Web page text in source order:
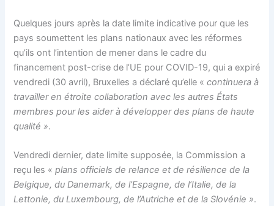
Quelques jours après la date limite indicative pour que les
pays soumettent les plans nationaux avec les réformes
qu’ils ont l’intention de mener dans le cadre du
financement post-crise de l’UE pour COVID-19, qui a expiré
vendredi (30 avril), Bruxelles a déclaré qu’elle «continuera à
travailler en étroite collaboration avec les autres États
membres pour les aider à développer des plans de haute
qualité ».
Vendredi dernier, date limite supposée, la Commission a
reçu les «plans officiels de relance et de résilience de la
Belgique, du Danemark, de l’Espagne, de l’Italie, de la
Lettonie, du Luxembourg, de l’Autriche et de la Slovénie ».